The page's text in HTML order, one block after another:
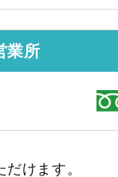
業所
けます。